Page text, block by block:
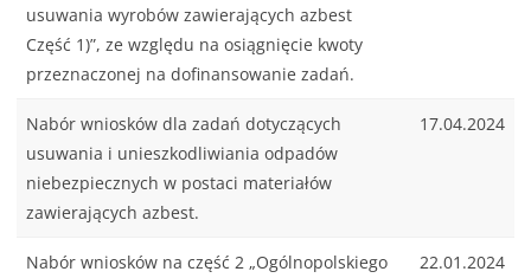
usuwania wyrobów zawierających azbest
Część 1)”, ze względu na osiągnięcie kwoty
przeznaczonej na dofinansowanie zadań.
Nabór wniosków dla zadań dotyczących
usuwania i unieszkodliwiania odpadów
niebezpiecznych w postaci materiałów
zawierających azbest.
17.04.2024
Nabór wniosków na część 2 „Ogólnopolskiego
22.01.2024